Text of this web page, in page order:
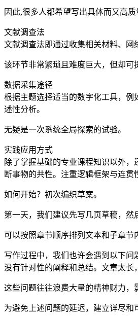
因此,很多人都希望写出具体而又高质
文献调查法
文献调查法即通过收集相关材料、网
该环节非常繁琐且难度巨大，但却可
数据采集途径
根据主题选择适当的数字化工具，例
述性分析。
无疑是一次系统全局探索的试验。
实践应用方式
除了掌握基础的专业课程知识以外
断事物的共性。注重逻辑框架与连贯
如何开始？初次编织草案。
第一天，我们建议先写几页草稿，然
可以按照章节顺序排列文本和子章节
写作过程中，我们也许会遇到以下问
没有针对性的阐释和总结。文章太长
这些问题往往浪费大量的精神财力，
为避免上述问题的延迟，建立详尽和